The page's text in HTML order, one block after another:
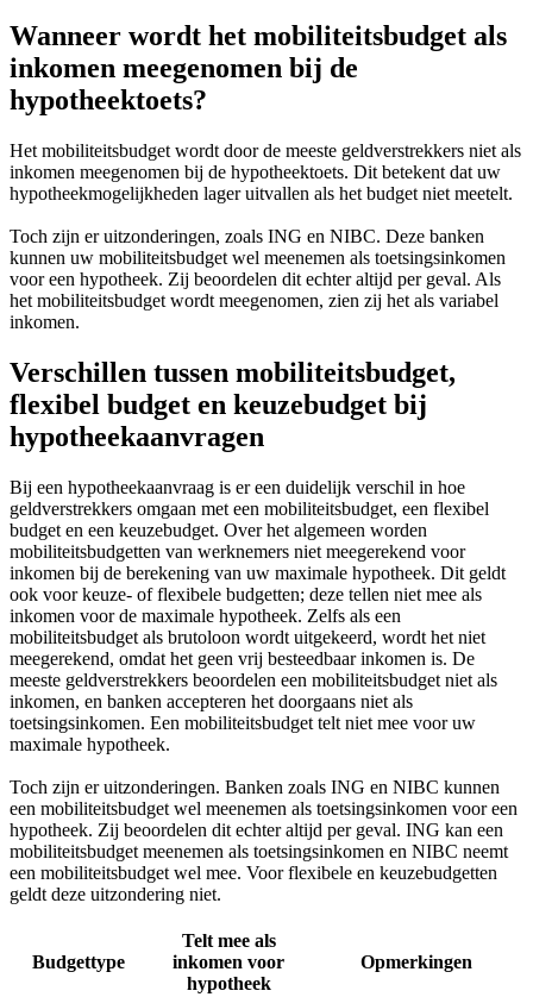
Wanneer wordt het mobiliteitsbudget als
inkomen meegenomen bij de
hypotheektoets?
Het mobiliteitsbudget wordt door de meeste geldverstrekkers niet als
inkomen meegenomen bij de hypotheektoets. Dit betekent dat uw
hypotheekmogelijkheden lager uitvallen als het budget niet meetelt.
Toch zijn er uitzonderingen, zoals ING en NIBC. Deze banken
kunnen uw mobiliteitsbudget wel meenemen als toetsingsinkomen
voor een hypotheek. Zij beoordelen dit echter altijd per geval. Als
het mobiliteitsbudget wordt meegenomen, zien zij het als variabel
inkomen.
Verschillen tussen mobiliteitsbudget,
flexibel budget en keuzebudget bij
hypotheekaanvragen
Bij een hypotheekaanvraag is er een duidelijk verschil in hoe
geldverstrekkers omgaan met een mobiliteitsbudget, een flexibel
budget en een keuzebudget. Over het algemeen worden
mobiliteitsbudgetten van werknemers niet meegerekend voor
inkomen bij de berekening van uw maximale hypotheek. Dit geldt
ook voor keuze- of flexibele budgetten; deze tellen niet mee als
inkomen voor de maximale hypotheek. Zelfs als een
mobiliteitsbudget als brutoloon wordt uitgekeerd, wordt het niet
meegerekend, omdat het geen vrij besteedbaar inkomen is. De
meeste geldverstrekkers beoordelen een mobiliteitsbudget niet als
inkomen, en banken accepteren het doorgaans niet als
toetsingsinkomen. Een mobiliteitsbudget telt niet mee voor uw
maximale hypotheek.
Toch zijn er uitzonderingen. Banken zoals ING en NIBC kunnen
een mobiliteitsbudget wel meenemen als toetsingsinkomen voor een
hypotheek. Zij beoordelen dit echter altijd per geval. ING kan een
mobiliteitsbudget meenemen als toetsingsinkomen en NIBC neemt
een mobiliteitsbudget wel mee. Voor flexibele en keuzebudgetten
geldt deze uitzondering niet.
Budgettype
Telt mee als
inkomen voor
hypotheek
Opmerkingen